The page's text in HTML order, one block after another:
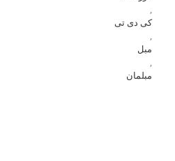
,
کی دی تی
,
مبل
,
مبلمان